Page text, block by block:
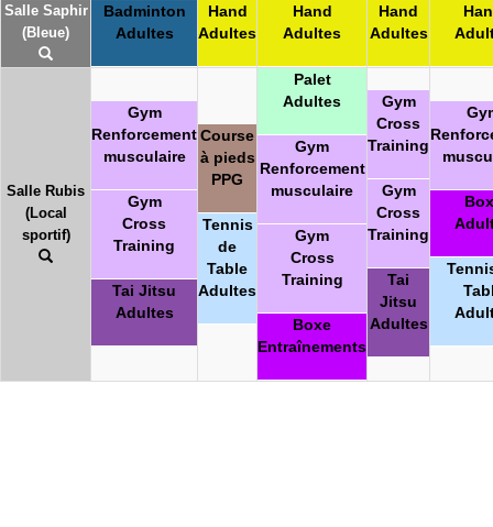
Salle Saphir
(Bleue)
Badminton
Adultes
Hand
Adultes
Hand
Adultes
Hand
Adultes
Salle Rubis
(Local
sportif)
Gym
Renforcement
musculaire
Gym
Cross
Training
Tai Jitsu
Adultes
Course
à pieds
PPG
Tennis
de
Table
Adultes
Palet
Adultes
Gym
Renforcement
musculaire
Gym
Cross
Training
Boxe
Entraînements
Gym
Cross
Training
Gym
Cross
Training
Tai
Jitsu
Adultes